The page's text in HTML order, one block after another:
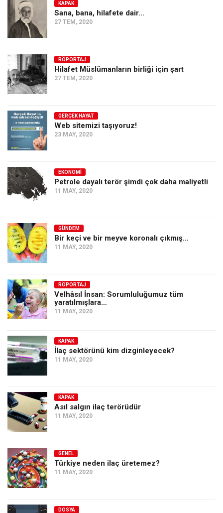
KAPAK
Sana, bana, hilafete dair…
27 TEM, 2020
RÖPORTAJ
Hilafet Müslümanların birliği için şart
27 TEM, 2020
GERÇEK HAYAT
Web sitemizi taşıyoruz!
23 MAY, 2020
EKONOMI
Petrole dayalı terör şimdi çok daha maliyetli
11 MAY, 2020
GÜNDEM
Bir keçi ve bir meyve koronalı çıkmış…
11 MAY, 2020
RÖPORTAJ
Velhâsıl İnsan: Sorumluluğumuz tüm
yaratılmışlara…
11 MAY, 2020
KAPAK
İlaç sektörünü kim dizginleyecek?
11 MAY, 2020
KAPAK
Asıl salgın ilaç terörüdür
11 MAY, 2020
GENEL
Türkiye neden ilaç üretemez?
11 MAY, 2020
DOSYA